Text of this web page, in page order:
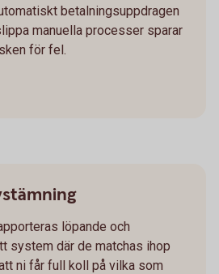
betalningsuppdragen
manuella processer sparar
för fel.
löpande och
system där de matchas ihop
ni får full koll på vilka som